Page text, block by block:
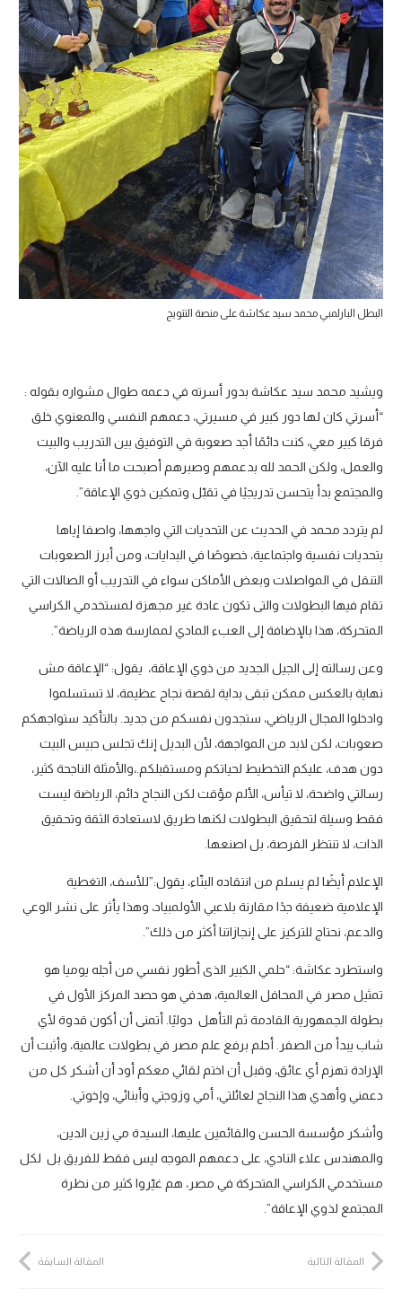
البطل البارلمبي محمد سيد عكاشة على منصة التتويج
ويشيد محمد سيد عكاشة بدور أسرته في دعمه طوال مشواره بقوله :
“أسرتي كان لها دور كبير في مسيرتي، دعمهم النفسي والمعنوي خلق
فرقا كبير معي، كنت دائمًا أجد صعوبة في التوفيق بين التدريب والبيت
والعمل، ولكن الحمد لله بدعمهم وصبرهم أصبحت ما أنا عليه الآن،
والمجتمع بدأ يتحسن تدريجيًا في تقبّل وتمكين ذوي الإعاقة”.
لم يتردد محمد في الحديث عن التحديات التي واجهها، واصفا إياها
بتحديات نفسية واجتماعية، خصوصًا في البدايات، ومن أبرز الصعوبات
التنقل في المواصلات وبعض الأماكن سواء في التدريب أو الصالات التي
تقام فيها البطولات والتى تكون عادة غير مجهزة لمستخدمي الكراسي
المتحركة، هذا بالإضافة إلى العبء المادي لممارسة هذه الرياضة”.
وعن رسالته إلى الجيل الجديد من ذوي الإعاقة، يقول: “الإعاقة مش
نهاية بالعكس ممكن تبقى بداية لقصة نجاح عظيمة، لا تستسلموا
وادخلوا المجال الرياضي، ستجدون نفسكم من جديد. بالتأكيد ستواجهكم
صعوبات، لكن لابد من المواجهة، لأن البديل إنك تجلس حبيس البيت
دون هدف، عليكم التخطيط لحياتكم ومستقبلكم.،والأمثلة الناجحة كثير،
رسالتي واضحة، لا تيأس، الألم مؤقت لكن النجاح دائم، الرياضة ليست
فقط وسيلة لتحقيق البطولات لكنها طريق لاستعادة الثقة وتحقيق
الذات، لا تنتظر الفرصة، بل اصنعها.
الإعلام أيضًا لم يسلم من انتقاده البنّاء، يقول:”للأسف، التغطية
الإعلامية ضعيفة جدًا مقارنة بلاعبي الأولمبياد، وهذا يأثر على نشر الوعي
والدعم، نحتاج للتركيز على إنجازاتنا أكثر من ذلك”.
واستطرد عكاشة: “حلمي الكبير الذى أطور نفسي من أجله يوميا هو
تمثيل مصر في المحافل العالمية، هدفي هو حصد المركز الأول في
بطولة الجمهورية القادمة ثم التأهل دوليًا. أتمنى أن أكون قدوة لأي
شاب يبدأ من الصفر. أحلم برفع علم مصر في بطولات عالمية، وأثبت أن
الإرادة تهزم أي عائق، وقبل أن اختم لقائي معكم أود أن أشكر كل من
دعمني وأهدي هذا النجاح لعائلتي، أمي وزوجتي وأبنائي، وإخوتي.
وأشكر مؤسسة الحسن والقائمين عليها، السيدة مي زين الدين،
والمهندس علاء النادي، على دعمهم الموجه ليس فقط للفريق بل لكل
مستخدمي الكراسي المتحركة في مصر، هم غيّروا كثير من نظرة
المجتمع لذوي الإعاقة”.
المقالة السابقة المقالة التالية